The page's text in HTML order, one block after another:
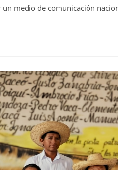
medio de comunicación